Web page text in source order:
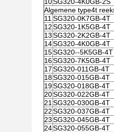
Algemene type4t
11 SG320-0K7GB-4T
12SG320-1K5GB-4T
13SG320-2K2GB-4T
14SG320-4K0GB-4T
15SG320--5K5GB-4T
16SG320-7K5GB-4T
17SG320-011GB-4T
18SG320-015GB-4T
19SG320-018GB-4T
20SG320-022GB-4T
21 SG320-030GB-4T
22SG320-037GB-4T
23SG320-045GB-4T
24SG320-055GB-4T